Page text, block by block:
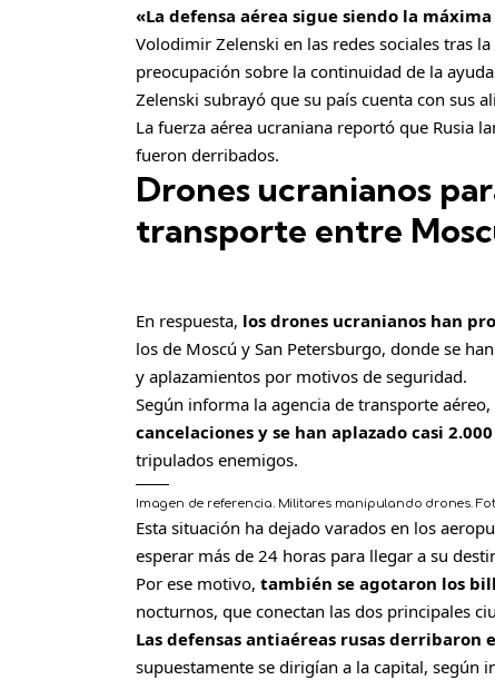
«La defensa aérea sigue siendo la
Volodimir Zelenski en las redes sociales tras
preocupación sobre la continuidad de la
Zelenski subrayó que su país cuenta con sus
La fuerza aérea ucraniana reportó que Rusia
fueron derribados.
Drones ucranianos
transporte entre
En respuesta, los drones ucranianos han
los de Moscú y San Petersburgo, donde se
y aplazamientos por motivos de seguridad.
Según informa la agencia de transporte
cancelaciones y se han aplazado casi
tripulados enemigos.
Imagen de referencia. Militares manipulando drones.
Esta situación ha dejado varados en los
esperar más de 24 horas para llegar a su
Por ese motivo, también se agotaron los
nocturnos, que conectan las dos principales
Las defensas antiaéreas rusas derribaron
supuestamente se dirigían a la capital, según